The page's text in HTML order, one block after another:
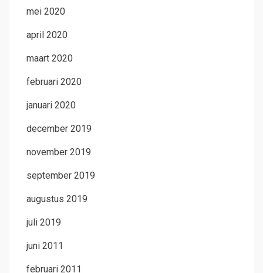
mei 2020
april 2020
maart 2020
februari 2020
januari 2020
december 2019
november 2019
september 2019
augustus 2019
juli 2019
juni 2011
februari 2011